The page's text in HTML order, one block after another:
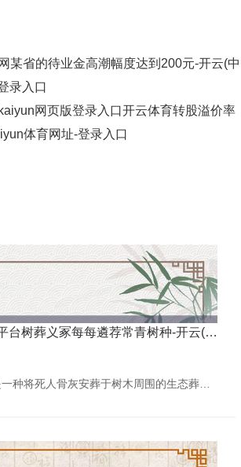
某省的待业金高潮幅度达到200元-开云(中
录入口
网页版登录入口开云体育转股溢价率
体育网址-登录入口
体育游戏app平台树葬义冢每每遴荐常青树种-开云(中国)kaiyun体育网址-登录入口